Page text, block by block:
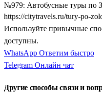
стремятся увидеть города
сосредоточены объекты
уникальные белокаменные
кремли. Развитая
гостиницы и обилие
маршрут идеальным выбором
№979: Автобусные туры по
https://citytravels.ru/tury-po-
Используйте привычные
доступны.
WhatsApp Ответим быстро
Telegram Онлайн чат
Другие способы связи и